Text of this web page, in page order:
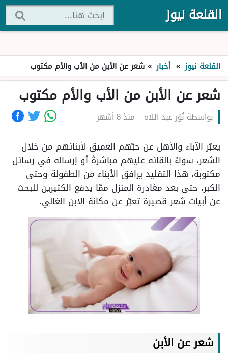
القلعة نيوز
القلعة نيوز » أخبار » شعر عن الأبن من الأب والأم مكتوب
شعر عن الأبن من الأب والأم مكتوب
بواسطة نُوْر عبد اللاه– منذ 8 أشهر
يعبّر الآباء والأهل عن حبّهم العميق لأبنائهم من خلال
الشعر، سواءً بإلقائه عليهم مباشرةً أو إرساله في رسائل
مكتوبة، هذا التقليد يرافق الأبناء من الطفولة وحتى
الكبر، حتى بعد مغادرة المنزل ممّا يدفع الكثيرين للبحث
عن أبيات شعر قصيرة تعبّر عن مكانة الابن الغالي.
شعر عن الأبن